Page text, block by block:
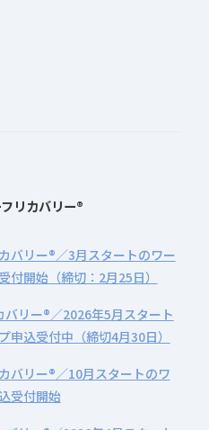
リカバリー®
バリー®／3月スタートのワー
付開始（締切：2月25日）
バリー®／2026年5月スタート
申込受付中（締切4月30日）
バリー®／10月スタートのワ
受付開始